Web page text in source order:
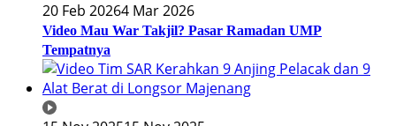
20 Feb 20264 Mar 2026
Video Mau War Takjil? Pasar Ramadan UMP
Tempatnya